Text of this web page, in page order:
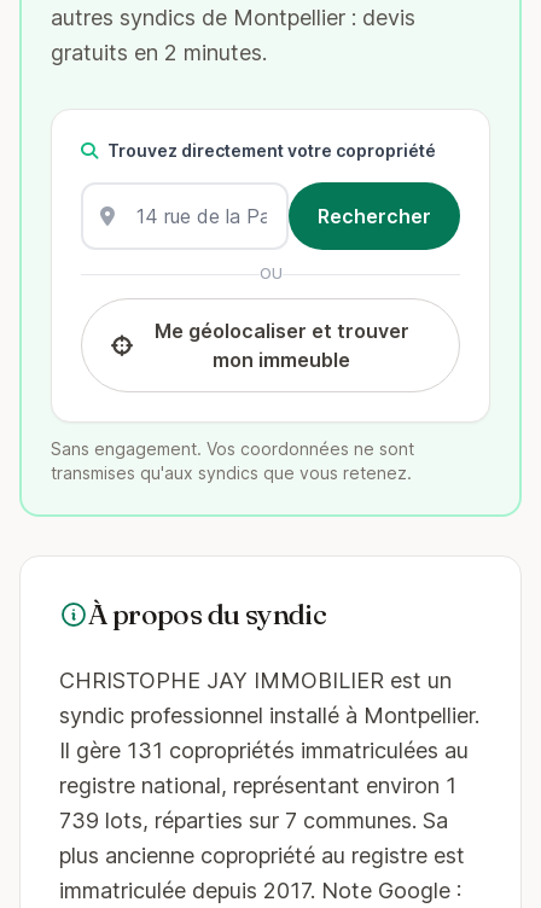
autres syndics de Montpellier : devis
gratuits en 2 minutes.
Trouvez directement votre copropriété
OU
Me géolocaliser et trouver
mon immeuble
Sans engagement. Vos coordonnées ne sont
transmises qu'aux syndics que vous retenez.
À propos du syndic
CHRISTOPHE JAY IMMOBILIER est un
syndic professionnel installé à Montpellier.
Il gère 131 copropriétés immatriculées au
registre national, représentant environ 1
739 lots, réparties sur 7 communes. Sa
plus ancienne copropriété au registre est
immatriculée depuis 2017. Note Google :